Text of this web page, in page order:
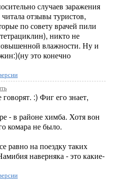
случаев заражения
отзывы туристов,
по совету врачей пили
никто не
влажности. Ну и
это конечно
:) Фиг его знает,
- в районе химба. Хотя вон
комара не было.
равно на поездку таких
наверняка - это какие-